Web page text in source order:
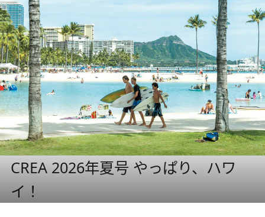
CREA 2026年夏号 やっぱり、ハワ
イ！